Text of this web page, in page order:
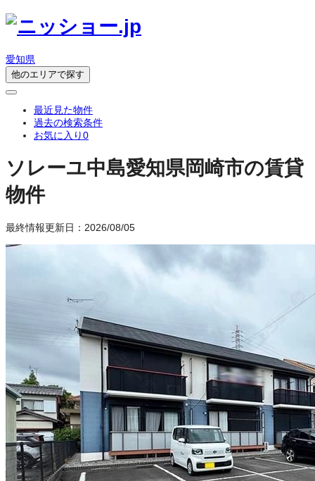
愛知県
他のエリアで探す
最近見た物件
過去の検索条件
お気に入り0
ソレーユ中島愛知県岡崎市の賃貸
物件
最終情報更新日：2026/08/05